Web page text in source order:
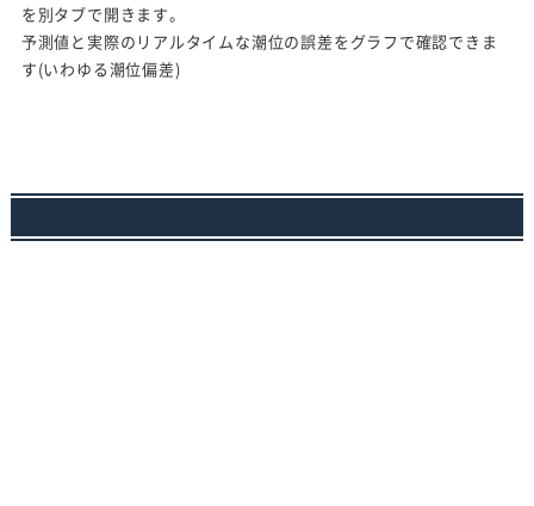
を別タブで開きます。
予測値と実際のリアルタイムな潮位の誤差をグラフで確認できま
す(いわゆる潮位偏差)